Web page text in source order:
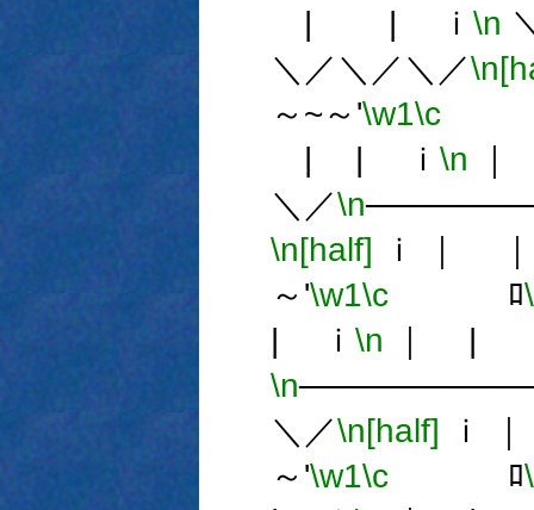
| | ｉ \n
＼／＼／＼／
～~～'\w1\c
| | ｉ \n
＼／\n
\n[half] ｉ ｜
～'\w1\cﾛ
| ｉ \n ｜ |
\n
＼／\n[half] ｉ
～'\w1\cﾛ